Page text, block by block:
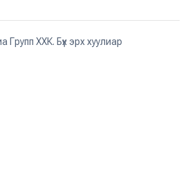
ХХК. Бүх эрх хуулиар